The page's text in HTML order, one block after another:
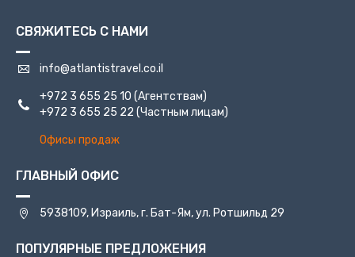
СВЯЖИТЕСЬ С НАМИ
info@atlantistravel.co.il
+972 3 655 25 10 (Агентствам)
+972 3 655 25 22 (Частным лицам)
Офисы продаж
ГЛАВНЫЙ ОФИС
5938109, Израиль, г. Бат-Ям, ул. Ротшильд 29
ПОПУЛЯРНЫЕ ПРЕДЛОЖЕНИЯ